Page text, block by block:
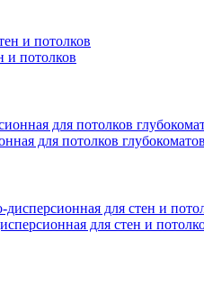
и потолков
для потолков
для стен и